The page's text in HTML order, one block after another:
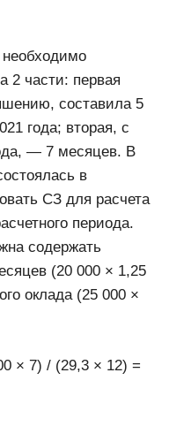
2 части: первая
составила 5
года; вторая, с
— 7 месяцев. В
в
СЗ для расчета
периода.
содержать
(20 000 × 1,25
оклада (25 000 ×
× 7) / (29,3 × 12) =